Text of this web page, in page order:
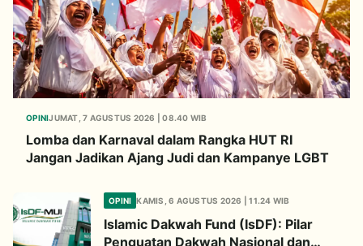
OPINIJUMAT, 7 AGUSTUS 2026 | 08.40 WIB
Lomba dan Karnaval dalam Rangka HUT RI
Jangan Jadikan Ajang Judi dan Kampanye LGBT
OPINI KAMIS, 6 AGUSTUS 2026 | 11.24 WIB
Islamic Dakwah Fund (IsDF): Pilar
Penguatan Dakwah Nasional dan